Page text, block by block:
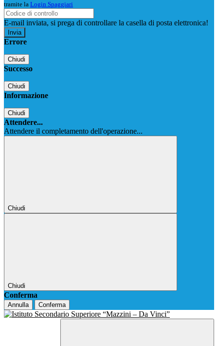
tramite la Login Spaggiari
E-mail inviata, si prega di controllare la casella di posta elettronica!
Errore
Chiudi
Successo
Chiudi
Informazione
Chiudi
Attendere...
Attendere il completamento dell'operazione...
Chiudi
Chiudi
Conferma
Annulla Conferma